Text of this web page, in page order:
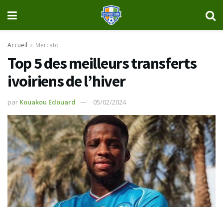
Accueil Mercato
Top 5 des meilleurs transferts
ivoiriens de l’hiver
par Kouakou Edouard 05/02/2024